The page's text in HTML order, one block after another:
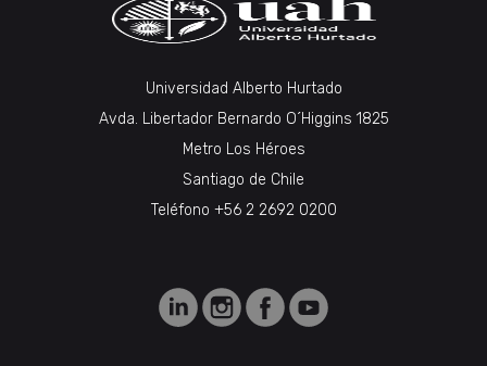
Universidad Alberto Hurtado
Avda. Libertador Bernardo O´Higgins 1825
Metro Los Héroes
Santiago de Chile
Teléfono +56 2 2692 0200